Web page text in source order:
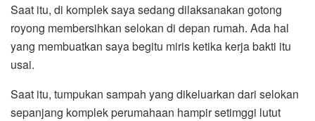
Saat itu, di komplek saya sedang dilaksanakan gotong
royong membersihkan selokan di depan rumah. Ada hal
yang membuatkan saya begitu miris ketika kerja bakti itu
usai.
Saat itu, tumpukan sampah yang dikeluarkan dari selokan
sepanjang komplek perumahaan hampir setimggi lutut